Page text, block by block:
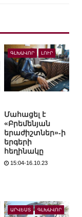
ԳԼԽԱՎՈՐ ԼՈՒՐ
Մահացել է
«Բրեմենյան
երաժիշտներ»-ի
երգերի
հեղինակը
15:04-16.10.23
ԱՐՎԵՍՏ ԳԼԽԱՎՈՐ